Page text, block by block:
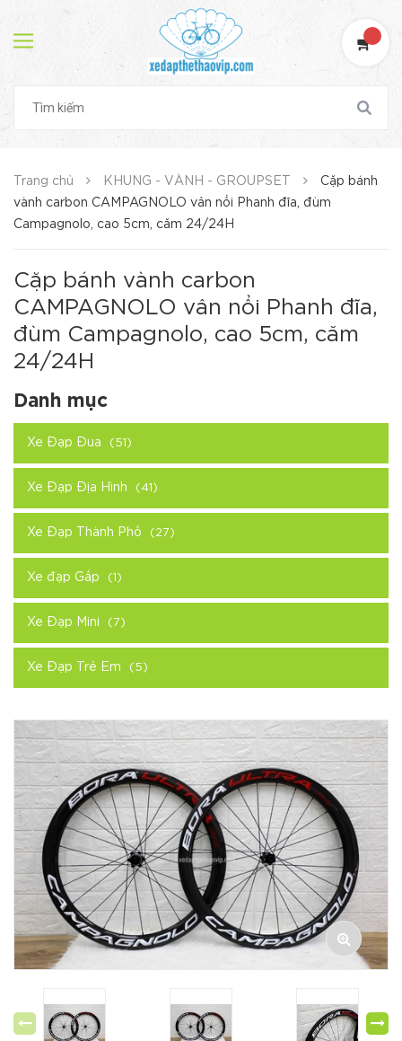
Trang chủ KHUNG - VÀNH - GROUPSET
Cặp bánh
vành carbon CAMPAGNOLO vân nổi Phanh đĩa, đùm
Campagnolo, cao 5cm, căm 24/24H
Cặp bánh vành carbon
CAMPAGNOLO vân nổi Phanh đĩa,
đùm Campagnolo, cao 5cm, căm
24/24H
Danh mục
Xe Đạp Đua (51)
Xe Đạp Địa Hình (41)
Xe Đạp Thành Phố (27)
Xe đạp Gấp (1)
Xe Đạp Mini (7)
Xe Đạp Trẻ Em (5)